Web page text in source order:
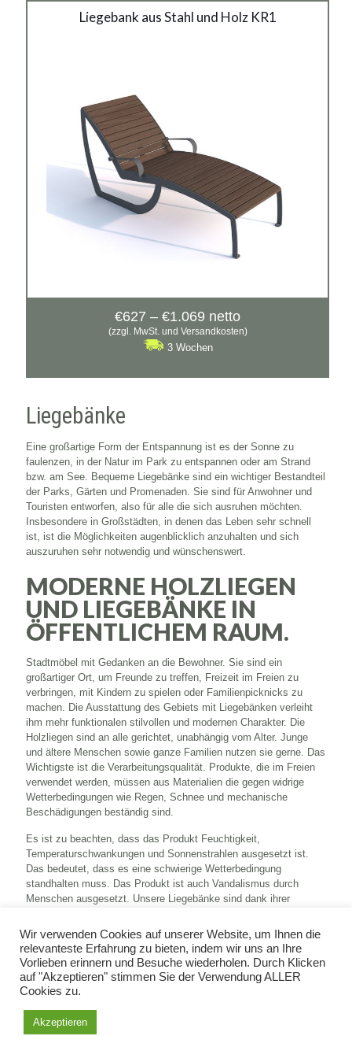
Liegebank aus Stahl und Holz KR1
Liegebank aus Stahl und
verzinkter Stahl mit Pulverbeschichtung in RAL + Holz
€627 – €1.069 Preisspanne:
€627
bis
netto
(zzgl. MwSt. und Versandkosten)
3 Wochen
Liegebänke
Eine großartige Form der Entspannung ist es der Sonne zu
faulenzen, in der Natur im Park zu entspannen oder am Strand
bzw. am See. Bequeme Liegebänke sind ein wichtiger Bestandteil
der Parks, Gärten und Promenaden. Sie sind für Anwohner und
Touristen entworfen, also für alle die sich ausruhen möchten.
Insbesondere in Großstädten, in denen das Leben sehr schnell
ist, ist die Möglichkeiten augenblicklich anzuhalten und sich
auszuruhen sehr notwendig und wünschenswert.
MODERNE HOLZLIEGEN
UND LIEGEBÄNKE IN
ÖFFENTLICHEM RAUM.
Stadtmöbel mit Gedanken an die Bewohner. Sie sind ein
großartiger Ort, um Freunde zu treffen, Freizeit im Freien zu
verbringen, mit Kindern zu spielen oder Familienpicknicks zu
machen. Die Ausstattung des Gebiets mit Liegebänken verleiht
ihm mehr funktionalen stilvollen und modernen Charakter. Die
Holzliegen sind an alle gerichtet, unabhängig vom Alter. Junge
und ältere Menschen sowie ganze Familien nutzen sie gerne. Das
Wichtigste ist die Verarbeitungsqualität. Produkte, die im Freien
verwendet werden, müssen aus Materialien die gegen widrige
Wetterbedingungen wie Regen, Schnee und mechanische
Beschädigungen beständig sind.
Es ist zu beachten, dass das Produkt Feuchtigkeit,
Temperaturschwankungen und Sonnenstrahlen ausgesetzt ist.
Das bedeutet, dass es eine schwierige Wetterbedingung
standhalten muss. Das Produkt ist auch Vandalismus durch
Menschen ausgesetzt. Unsere Liegebänke sind dank ihrer
Außenbereich geeignet und oben erwähnten Wetterbedingungen.
Unser Angebot ist sehr vielfältig. Die Modelle unterscheiden sich
mit dem Material, Form, Struktur und Aussehen auswählen. Unter
Berücksichtigung der Struktur bieten wir Betonliegebänke und
Holz erhältlich. Wir bieten auch Versionen ohne Bretter an.
Wir verwenden Cookies auf unserer Website, um Ihnen die
relevanteste Erfahrung zu bieten, indem wir uns an Ihre
Vorlieben erinnern und Besuche wiederholen. Durch Klicken
auf "Akzeptieren" stimmen Sie der Verwendung ALLER
Cookies zu.
Akzeptieren